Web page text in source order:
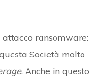
ransomware;
Società molto
. Anche in questo